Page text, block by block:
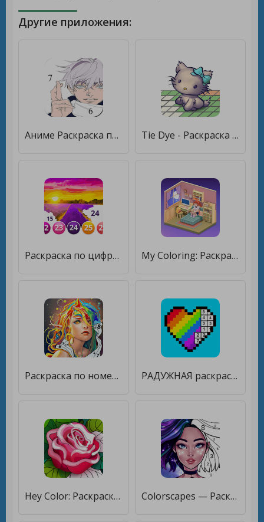
Другие приложения:
Аниме Раскраска по Номерам, Аниме Раскраски [Unlocked] Tie Dye - Раскраска по номерам [Без рекламы]
Раскраска по цифрам - Картины по номерам бесплатно [Unlocked] My Coloring: Раскраска по номерам, Расслабляющая [Много монет]
Раскраска по номерам - Эльф [Мод меню] РАДУЖНАЯ раскраска по номерам [Мод меню]
Hey Color: Раскраска по Номерам [Мод меню] Colorscapes — Раскраска по номерам и головоломки [Бесплатные покупки]